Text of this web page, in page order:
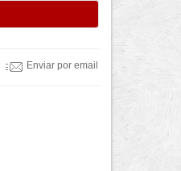
Enviar por email